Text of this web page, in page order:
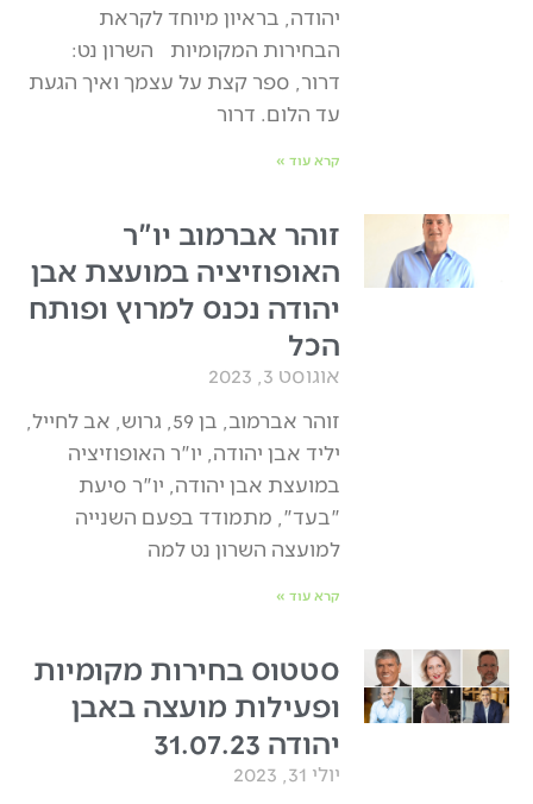
יהודה, בראיון מיוחד לקראת
הבחירות המקומיות השרון נט:
דרור, ספר קצת על עצמך ואיך הגעת
עד הלום. דרור
קרא עוד »
זוהר אברמוב יו"ר
האופוזיציה במועצת אבן
יהודה נכנס למרוץ ופותח
הכל
אוגוסט 3, 2023
זוהר אברמוב, בן 59, גרוש, אב לחייל,
יליד אבן יהודה, יו"ר האופוזיציה
במועצת אבן יהודה, יו"ר סיעת
"בעד", מתמודד בפעם השנייה
למועצה השרון נט למה
קרא עוד »
סטטוס בחירות מקומיות
ופעילות מועצה באבן
יהודה 31.07.23
יולי 31, 2023